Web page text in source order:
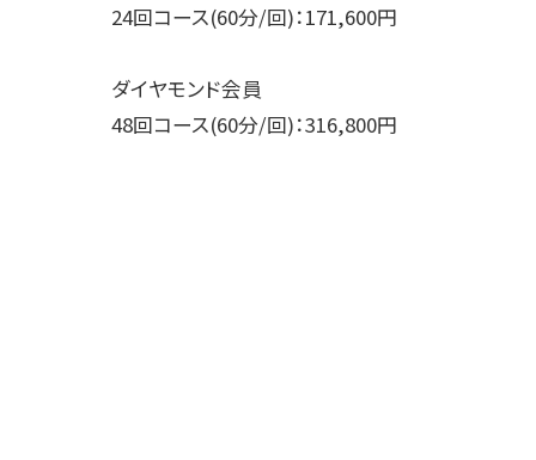
24回コース(60分/回)：171,600円
ダイヤモンド会員
48回コース(60分/回)：316,800円